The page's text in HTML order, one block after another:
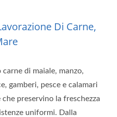
Di Carne,
carne di maiale, manzo,
gamberi, pesce e calamari
preservino la freschezza
uniformi. Dalla